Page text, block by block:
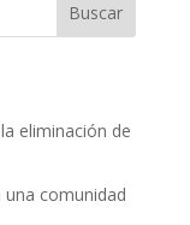
Buscar
eliminación de
una comunidad